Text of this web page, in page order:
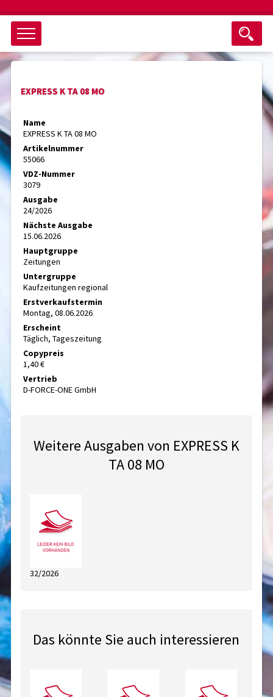
Objektsuche
als ganzes Wort suchen
nur Titel im Angebot
EXPRESS K TA 08 MO
Name
EXPRESS K TA 08 MO
Artikelnummer
55066
VDZ-Nummer
3079
Ausgabe
24/2026
Nächste Ausgabe
15.06.2026
Hauptgruppe
Zeitungen
Untergruppe
Kaufzeitungen regional
Erstverkaufstermin
Montag, 08.06.2026
Erscheint
Täglich, Tageszeitung
Copypreis
1,40 €
Vertrieb
D-FORCE-ONE GmbH
Weitere Ausgaben von EXPRESS K
TA 08 MO
32/2026
Das könnte Sie auch interessieren